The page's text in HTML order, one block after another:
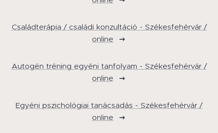
Családterápia / családi konzultáció - Székesfehérvár /
online
Autogén tréning egyéni tanfolyam - Székesfehérvár /
online
Egyéni pszichológiai tanácsadás - Székesfehérvár /
online